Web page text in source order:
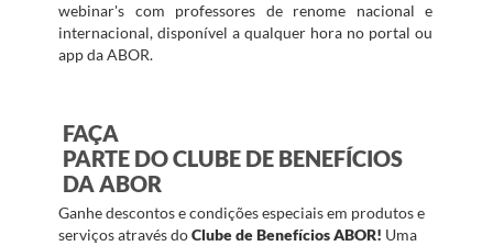
webinar's com professores de renome nacional e
internacional, disponível a qualquer hora no portal ou
app da ABOR.
FAÇA
PARTE DO CLUBE DE BENEFÍCIOS
DA ABOR
Ganhe descontos e condições especiais em produtos e
serviços através doClube de Benefícios ABOR! Uma